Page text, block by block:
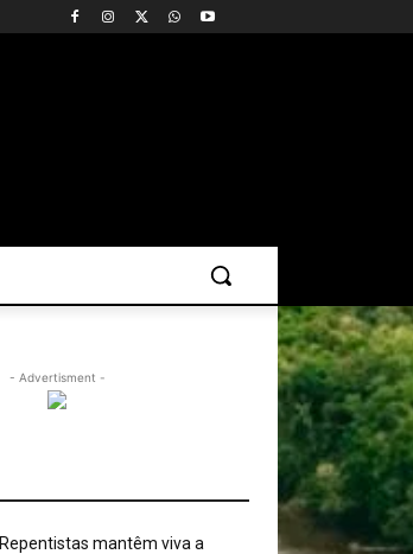
- Advertisment -
Repentistas mantêm viva a